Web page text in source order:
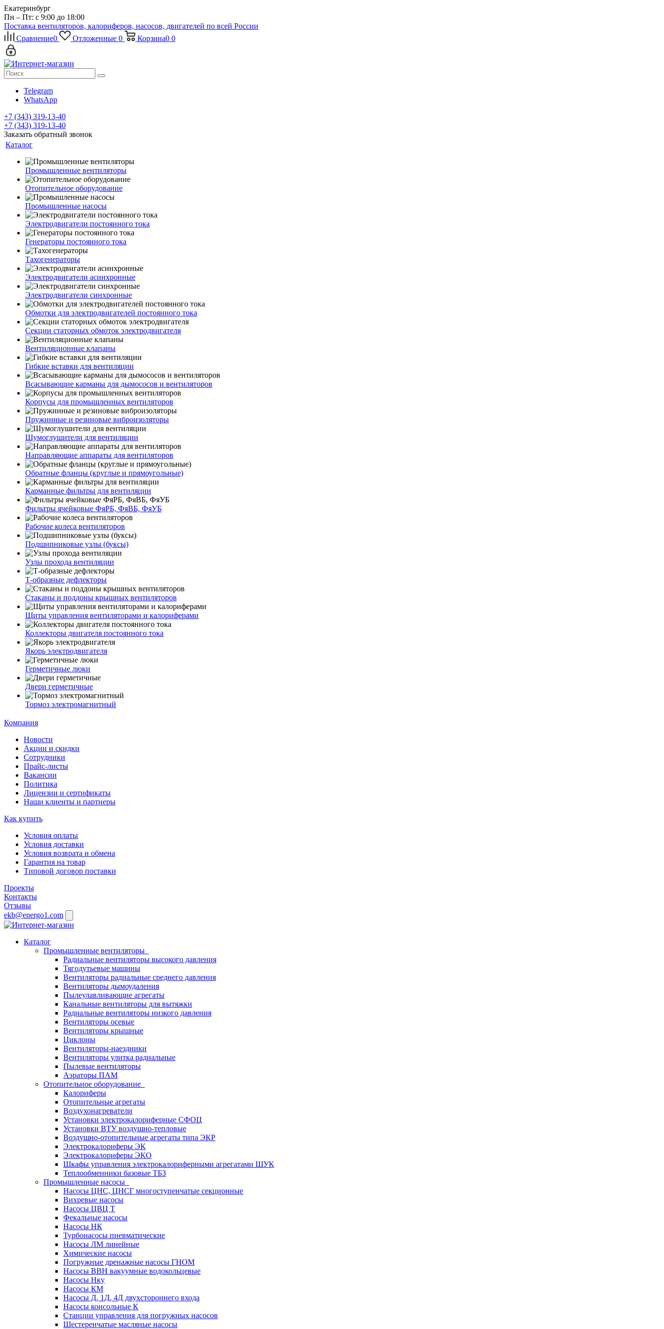
Екатеринбург
Пн – Пт: с 9:00 до 18:00
Поставка вентиляторов, калориферов, насосов, двигателей по всей России
Сравнение0 Отложенные 0 Корзина0 0
Telegram
WhatsApp
+7 (343) 319-13-40
+7 (343) 319-13-40
Заказать обратный звонок
Каталог
Промышленные вентиляторы
Отопительное оборудование
Промышленные насосы
Электродвигатели постоянного тока
Генераторы постоянного тока
Тахогенераторы
Электродвигатели асинхронные
Электродвигатели синхронные
Обмотки для электродвигателей постоянного тока
Секции статорных обмоток электродвигателя
Вентиляционные клапаны
Гибкие вставки для вентиляции
Всасывающие карманы для дымососов и вентиляторов
Корпусы для промышленных вентиляторов
Пружинные и резиновые виброизоляторы
Шумоглушители для вентиляции
Направляющие аппараты для вентиляторов
Обратные фланцы (круглые и прямоугольные)
Карманные фильтры для вентиляции
Фильтры ячейковые ФяРБ, ФяВБ, ФяУБ
Рабочие колеса вентиляторов
Подшипниковые узлы (буксы)
Узлы прохода вентиляции
Т-образные дефлекторы
Стаканы и поддоны крышных вентиляторов
Щиты управления вентиляторами и калориферами
Коллекторы двигателя постоянного тока
Якорь электродвигателя
Герметичные люки
Двери герметичные
Тормоз электромагнитный
Компания
Новости
Акции и скидки
Сотрудники
Прайс-листы
Вакансии
Политика
Лицензии и сертификаты
Наши клиенты и партнеры
Как купить
Условия оплаты
Условия доставки
Условия возврата и обмена
Гарантия на товар
Типовой договор поставки
Проекты
Контакты
Отзывы
ekb@energo1.com
Каталог
Промышленные вентиляторы
Радиальные вентиляторы высокого давления
Тягодутьевые машины
Вентиляторы радиальные среднего давления
Вентиляторы дымоудаления
Пылеулавливающие агрегаты
Канальные вентиляторы для вытяжки
Радиальные вентиляторы низкого давления
Вентиляторы осевые
Вентиляторы крышные
Циклоны
Вентиляторы-наездники
Вентиляторы улитка радиальные
Пылевые вентиляторы
Аэраторы ПАМ
Отопительное оборудование
Калориферы
Отопительные агрегаты
Воздухонагреватели
Установки электрокалориферные СФОЦ
Установки ВТУ воздушно-тепловые
Воздушно-отопительные агрегаты типа ЭКР
Электрокалориферы ЭК
Электрокалориферы ЭКО
Шкафы управления электрокалориферными агрегатами ШУК
Теплообменники базовые ТБЗ
Промышленные насосы
Насосы ЦНС, ЦНСГ многоступенчатые секционные
Вихревые насосы
Насосы ЦВЦ Т
Фекальные насосы
Насосы НК
Турбонасосы пневматические
Насосы ЛМ линейные
Химические насосы
Погружные дренажные насосы ГНОМ
Насосы ВВН вакуумные водокольцевые
Насосы Нку
Насосы КМ
Насосы Д, 1Д, 4Д двухстороннего входа
Насосы консольные К
Станции управления для погружных насосов
Шестеренчатые масляные насосы